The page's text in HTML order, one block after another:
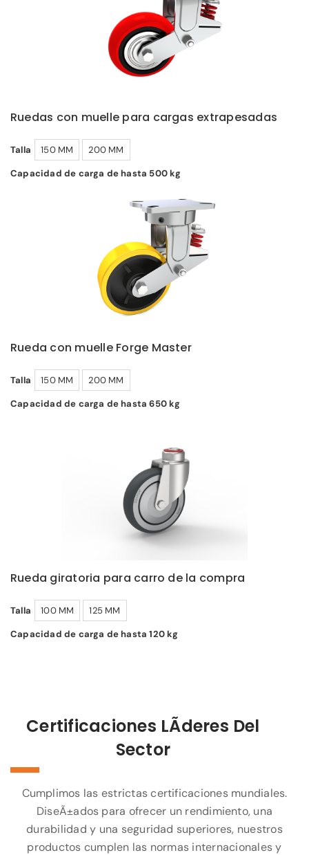
Ruedas con muelle para cargas extrapesadas
Talla 150 MM
200 MM
Capacidad de carga de hasta 500 kg
Rueda con muelle Forge Master
Talla 150 MM
200 MM
Capacidad de carga de hasta 650 kg
Rueda giratoria para carro de la compra
Talla 100 MM
125 MM
Capacidad de carga de hasta 120 kg
Certificaciones LÃ­deres Del
Sector
Cumplimos las estrictas certificaciones mundiales.
DiseÃ±ados para ofrecer un rendimiento, una
durabilidad y una seguridad superiores, nuestros
productos cumplen las normas internacionales y